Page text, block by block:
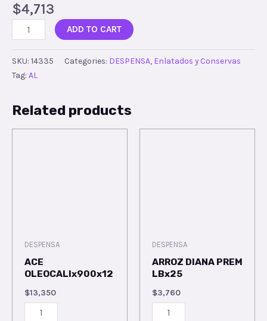
$4,713
ADD TO CART
SKU: 14335 Categories: DESPENSA, Enlatados y Conservas
Tag: AL
Related products
DESPENSA
ACE
OLEOCALIx900x12
$13,350
DESPENSA
ARROZ DIANA PREM
LBx25
$3,760